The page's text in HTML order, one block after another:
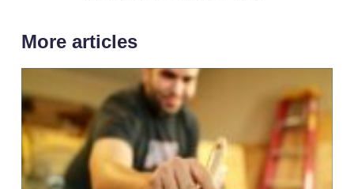
More articles